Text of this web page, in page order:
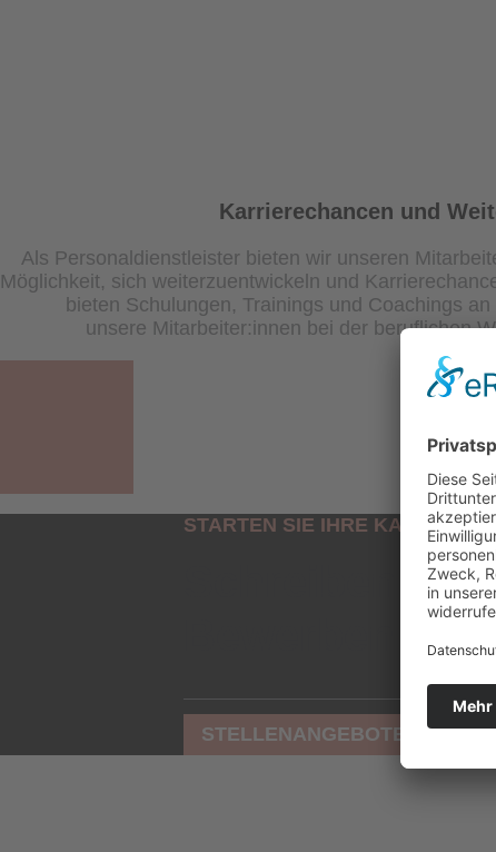
Karrierechancen und
Als Personaldienstleister bieten wir unseren
Möglichkeit, sich weiterzuentwickeln und
bieten Schulungen, Trainings und Coachings
unsere Mitarbeiter:innen bei der beruflichen
STARTEN SIE IHRE KARRIERE
Schreiben
Bewerben Sie
STELLENANGEBOTE